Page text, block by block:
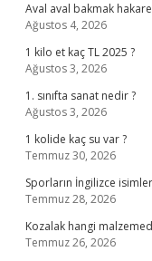
Aval aval bakmak
Ağustos 4, 2026
1 kilo et kaç TL 2025 ?
Ağustos 3, 2026
1. sınıfta sanat nedir ?
Ağustos 3, 2026
1 kolide kaç su var ?
Temmuz 30, 2026
Sporların İngilizce
Temmuz 28, 2026
Kozalak hangi
Temmuz 26, 2026